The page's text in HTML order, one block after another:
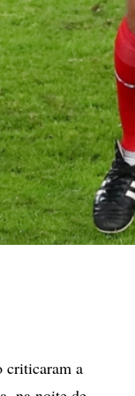
criticaram a